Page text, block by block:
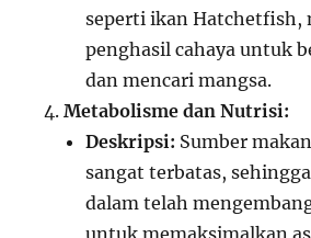
seperti ikan Hatchetfish,
penghasil cahaya untuk
dan mencari mangsa.
Metabolisme dan Nutrisi:
Deskripsi: Sumber
sangat terbatas,
dalam telah
untuk memaksimalkan